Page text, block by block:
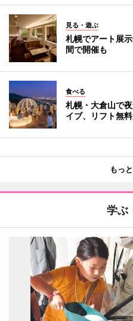
見る・遊ぶ
札幌でアート展
間で開催も
食べる
札幌・大倉山で
イブ、リフト無
もっ
学ぶ